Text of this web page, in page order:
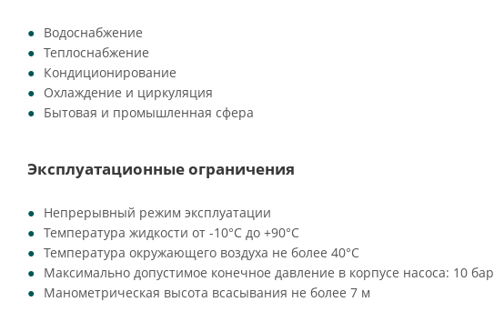
Водоснабжение
Теплоснабжение
Кондиционирование
Охлаждение и циркуляция
Бытовая и промышленная сфера
Эксплуатационные ограничения
Непрерывный режим эксплуатации
Температура жидкости от -10°C до +90°C
Температура окружающего воздуха не более 40°C
Максимально допустимое конечное давление в корпусе насоса: 10 бар
Манометрическая высота всасывания не более 7 м